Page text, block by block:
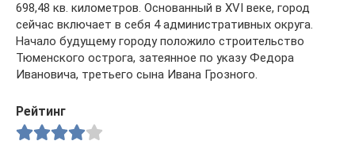
698,48 кв. километров. Основанный в XVI веке, город
сейчас включает в себя 4 административных округа.
Начало будущему городу положило строительство
Тюменского острога, затеянное по указу Федора
Ивановича, третьего сына Ивана Грозного.
Рейтинг